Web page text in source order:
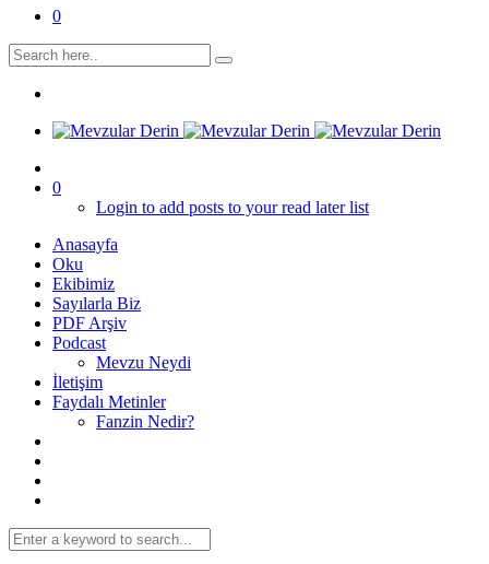
0
0
Login to add posts to your read later list
Anasayfa
Oku
Ekibimiz
Sayılarla Biz
PDF Arşiv
Podcast
Mevzu Neydi
İletişim
Faydalı Metinler
Fanzin Nedir?